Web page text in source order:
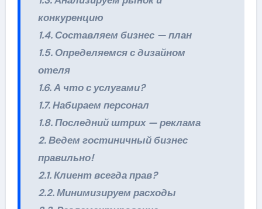
конкуренцию
1.4. Составляем бизнес — план
1.5. Определяемся с дизайном
отеля
1.6. А что с услугами?
1.7. Набираем персонал
1.8. Последний штрих — реклама
2. Ведем гостиничный бизнес
правильно!
2.1. Клиент всегда прав?
2.2. Минимизируем расходы